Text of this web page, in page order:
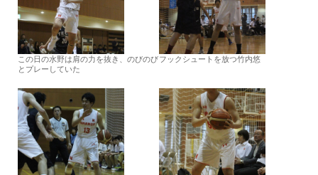
この日の水野は肩の力を抜き、のびのび
とプレーしていた
フックシュートを放つ竹内悠